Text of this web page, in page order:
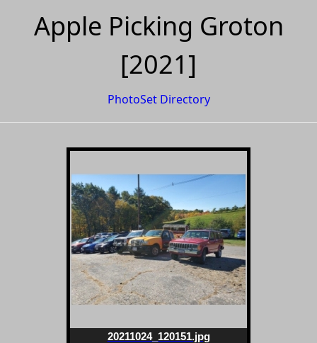
Apple Picking Groton
[2021]
PhotoSet Directory
20211024_120151.jpg